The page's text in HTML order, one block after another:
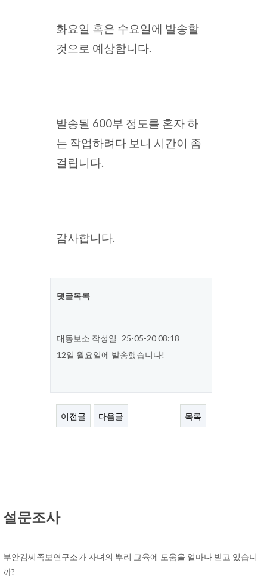
화요일 혹은 수요일에 발송할
것으로 예상합니다.
발송될 600부 정도를 혼자 하
는 작업하려다 보니 시간이 좀
걸립니다.
감사합니다.
댓글목록
대동보소 작성일
25-05-20 08:18
12일 월요일에 발송했습니다!
이전글 다음글 목록
설문조사
부안김씨족보연구소가 자녀의 뿌리 교육에 도움을 얼마나 받고 있습니
까?